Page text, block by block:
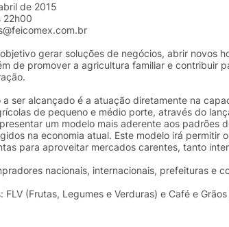
de 2015
22h00
gerar soluções de negócios, abrir novos
de promover a agricultura familiar e contribuir
a ser alcançado é a atuação diretamente na
de pequeno e médio porte, através do
um modelo mais aderente aos padrões
na economia atual. Este modelo irá permitir
para aproveitar mercados carentes, tanto
nacionais, internacionais, prefeituras e
FLV (Frutas, Legumes e Verduras) e Café e